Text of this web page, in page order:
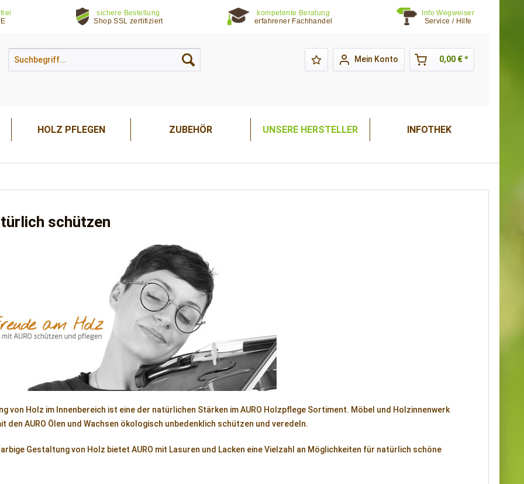
sichere Bestellung
Shop SSL zertifiziert
kompetente Beratung
erfahrener Fachhandel
Info Wegweiser
Service / Hilfe
Mein Konto 0,00 € *
HOLZ PFLEGEN ZUBEHÖR UNSERE HERSTELLER INFOTHEK
schützen
von Holz im Innenbereich ist eine der natürlichen Stärken im AURO Holzpflege Sortiment. Möbel und Holzinnenwerk
den AURO Ölen und Wachsen ökologisch unbedenklich schützen und veredeln.
Gestaltung von Holz bietet AURO mit Lasuren und Lacken eine Vielzahl an Möglichkeiten für natürlich schöne